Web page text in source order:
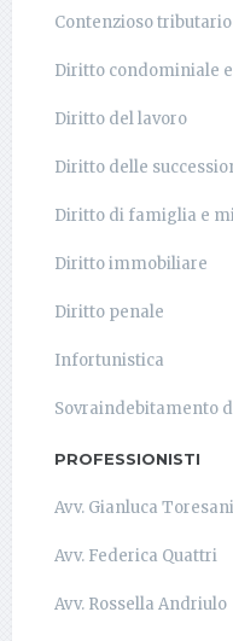
Contenzioso tributario
Diritto condominiale
Diritto del lavoro
Diritto delle
Diritto di famiglia e
Diritto immobiliare
Diritto penale
Infortunistica
Sovraindebitamento
PROFESSIONISTI
Avv. Gianluca Toresani
Avv. Federica Quattri
Avv. Rossella Andriulo